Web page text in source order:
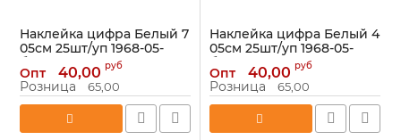
Наклейка цифра Белый 7
05см 25шт/уп 1968-05-
бел-7
Артикул: 1968-05-бел-7
Опт 40,00 руб
Розница 65,00
Наклейка цифра Белый 4
05см 25шт/уп 1968-05-
бел-4
Артикул: 1968-05-бел-4
Опт 40,00 руб
Розница 65,00